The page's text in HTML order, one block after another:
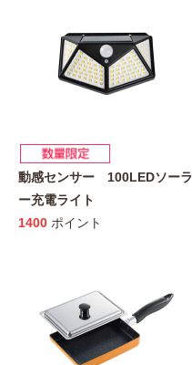
動感センサー 100LEDソーラ
ー充電ライト
1400 ポイント